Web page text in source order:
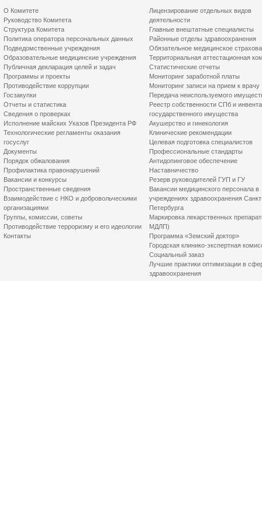
О Комитете
Руководство Комитета
Структура Комитета
Политика оператора персональных данных
Подведомственные учреждения
Образовательные медицинские учреждения
Публичная декларация целей и задач
Программы и проекты
Противодействие коррупции
Госзакупки
Отчеты и статистика
Сведения о проверках
Исполнение майских Указов Президента РФ
Технологические регламенты оказания
госуслуг
Документы
Порядок обжалования
Профилактика правонарушений
Вакансии и конкурсы
Пространственные сведения
Взаимодействие с НКО и добровольческими
организациями
Группы, комиссии, советы
Противодействие терроризму и его идеологии
Контакты
Лицензирование отдельных видов
деятельности
Главные внештатные специалисты
Районные отделы здравоохранения
Обязательное медицинское
Территориальная аттестационная
Статистические отчеты
Мониторинг заработной платы
Мониторинг записи на прием к врачу
Передача неиспользуемого
Реестр собственности СПб и
государственного имущества
Акушерство и гинекология
Клинические рекомендации
Целевая подготовка специалистов
Профессиональные стандарты
Антидопинговое обеспечение
Наставничество
Резерв руководителей ГУП и ГУ
Вакансии медицинского персонала в
учреждениях здравоохранения
Петербурга
Маркировка лекарственных
МДЛП)
Программа «Земский доктор»
Городская клинико-экспертная
Социальный заказ
Лучшие практики оптимизации в
здравоохранения